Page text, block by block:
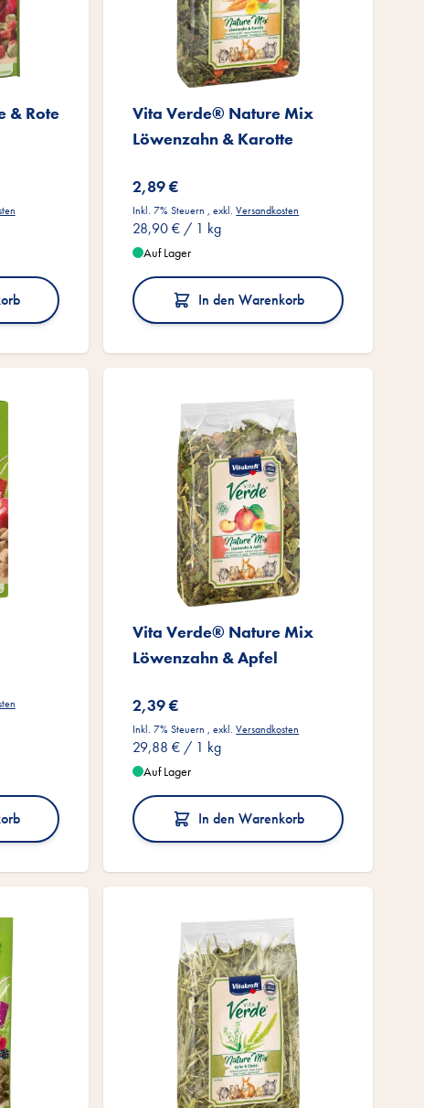
& Rote
Vita Verde® Nature Mix
Löwenzahn & Karotte
2,89 €
Inkl. 7% Steuern ,exkl.Versandkosten
28,90 € / 1 kg
Auf Lager
In den Warenkorb
Vita Verde® Nature Mix
Löwenzahn & Apfel
2,39 €
Inkl. 7% Steuern ,exkl.Versandkosten
29,88 € / 1 kg
Auf Lager
In den Warenkorb